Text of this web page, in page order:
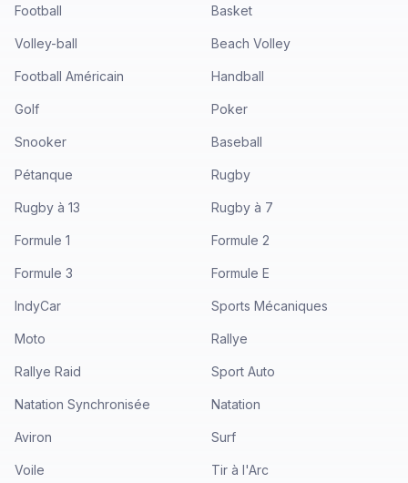
Football Basket
Volley-ball Beach Volley
Football Américain Handball
Golf Poker
Snooker Baseball
Pétanque Rugby
Rugby à 13 Rugby à 7
Formule 1 Formule 2
Formule 3 Formule E
IndyCar Sports Mécaniques
Moto Rallye
Rallye Raid Sport Auto
Natation Synchronisée Natation
Aviron Surf
Voile Tir à l'Arc